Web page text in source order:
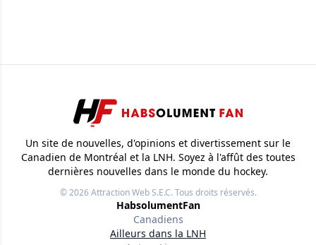
Un site de nouvelles, d'opinions et divertissement sur le
Canadien de Montréal et la LNH. Soyez à l'affût des toutes
dernières nouvelles dans le monde du hockey.
© 2026Attraction Web S.E.C.Tous droits réservés.
HabsolumentFan
Canadiens
Ailleurs dans la LNH